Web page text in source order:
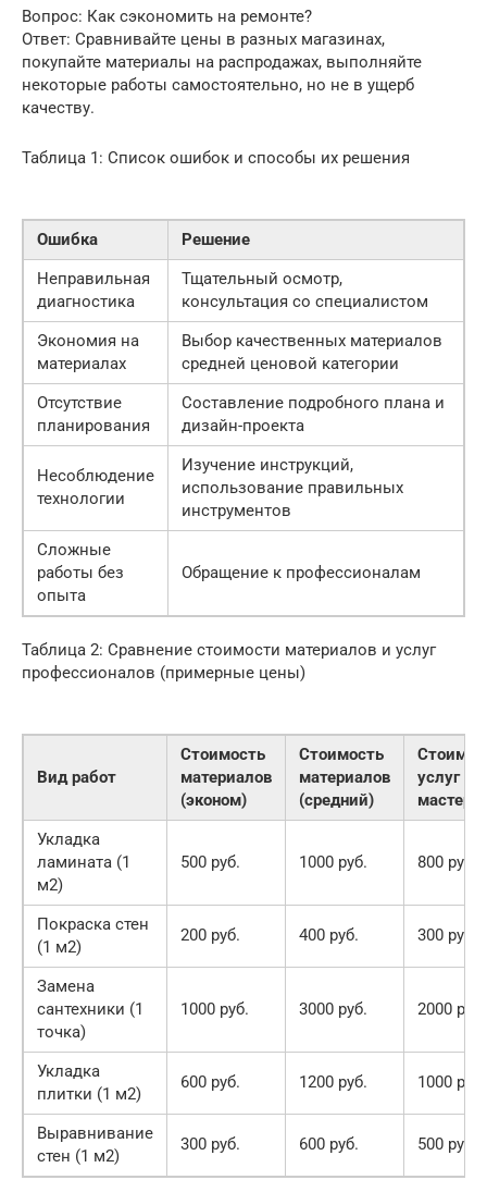
Вопрос: Как сэкономить на ремонте?
Ответ: Сравнивайте цены в разных магазинах,
покупайте материалы на распродажах, выполняйте
некоторые работы самостоятельно, но не в ущерб
качеству.
Таблица 1: Список ошибок и способы их решения
Ошибка
Решение
Неправильная
диагностика
Тщательный осмотр,
консультация со специалистом
Экономия на
материалах
Выбор качественных материалов
средней ценовой категории
Отсутствие
планирования
Составление подробного плана и
дизайн-проекта
Несоблюдение
технологии
Изучение инструкций,
использование правильных
инструментов
Сложные
работы без
опыта
Обращение к профессионалам
Таблица 2: Сравнение стоимости материалов и услуг
профессионалов (примерные цены)
Вид работ
Стоимость
материалов
(эконом)
Стоимость
материалов
(средний)
услуг
мастера
Укладка
ламината (1
м2)
500 руб. 1000 руб. 800 руб.
Покраска стен
(1 м2)
200 руб. 400 руб. 300 руб.
Замена
сантехники (1
точка)
1000 руб. 3000 руб. 2000 руб.
Укладка
плитки (1 м2)
600 руб. 1200 руб. 1000 руб.
Выравнивание
стен (1 м2)
300 руб. 600 руб. 500 руб.